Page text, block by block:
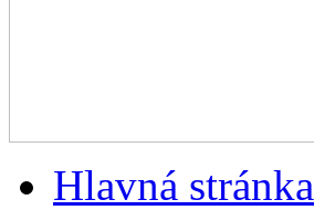
Hlavná stránka